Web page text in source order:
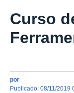
Curso
por
publicado: 08/11/2019